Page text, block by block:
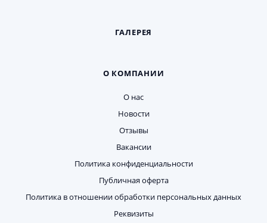
ГАЛЕРЕЯ
О КОМПАНИИ
О нас
Новости
Отзывы
Вакансии
Политика конфиденциальности
Публичная оферта
Политика в отношении обработки персональных данных
Реквизиты